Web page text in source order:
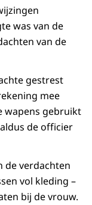
was van de
van de
gestrest
mee
wapens gebruikt
de officier
de verdachten
vol kleding –
bij de vrouw.